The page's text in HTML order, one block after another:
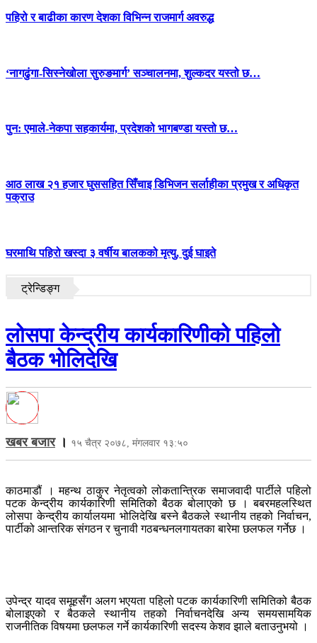
पहिरो र बाढीका कारण देशका विभिन्न राजमार्ग अवरुद्ध
‘नागढुंगा-सिस्नेखोला सुरुङमार्ग’ सञ्चालनमा, शुल्कदर यस्तो छ…
पुन: एमाले-नेकपा सहकार्यमा, प्रदेशको भागबण्डा यस्तो छ…
आठ लाख २१ हजार घुससहित सिँचाइ डिभिजन सर्लाहीका प्रमुख र अधिकृत
पक्राउ
घरमाथि पहिरो खस्दा ३ वर्षीय बालकको मृत्यु, दुई घाइते
ट्रेन्डिङ्ग
लोसपा केन्द्रीय कार्यकारिणीको पहिलो
बैठक भोलिदेखि
खबर बजार। १५ चैत्र २०७८, मंगलवार १३:५०
काठमाडौं । महन्थ ठाकुर नेतृत्वको लोकतान्त्रिक समाजवादी पार्टीले पहिलो
पटक केन्द्रीय कार्यकारिणी समितिको बैठक बोलाएको छ । बबरमहलस्थित
लोसपा केन्द्रीय कार्यालयमा भोलिदेखि बस्ने बैठकले स्थानीय तहको निर्वाचन,
पार्टीको आन्तरिक संगठन र चुनावी गठबन्धनलगायतका बारेमा छलफल गर्नेछ ।
उपेन्द्र यादव समूहसँग अलग भएयता पहिलो पटक कार्यकारिणी समितिको बैठक
बोलाइएको र बैठकले स्थानीय तहको निर्वाचनदेखि अन्य समयसामयिक
राजनीतिक विषयमा छलफल गर्ने कार्यकारिणी सदस्य केशव झाले बताउनुभयो ।